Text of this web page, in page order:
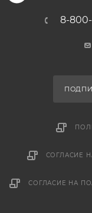
8-
СОГЛАСИЕ
СОГЛАСИЕ НА